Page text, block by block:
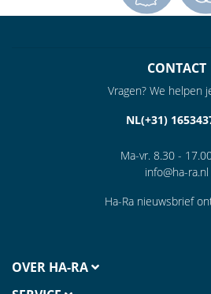
CONTACT
Vragen? We helpen
NL(+31)
Ma-vr. 8.30 -
info@ha-ra.nl
Ha-Ra nieuwsbrief
OVER HA-RA